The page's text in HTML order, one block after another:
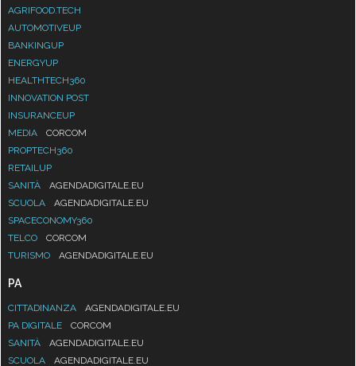
AGRIFOOD.TECH
AUTOMOTIVEUP
BANKINGUP
ENERGYUP
HEALTHTECH360
INNOVATION POST
INSURANCEUP
MEDIA
CORCOM
PROPTECH360
RETAILUP
SANITÀ
AGENDADIGITALE.EU
SCUOLA
AGENDADIGITALE.EU
SPACECONOMY360
TELCO
CORCOM
TURISMO
AGENDADIGITALE.EU
PA
CITTADINANZA
AGENDADIGITALE.EU
PA DIGITALE
CORCOM
SANITÀ
AGENDADIGITALE.EU
SCUOLA
AGENDADIGITALE.EU